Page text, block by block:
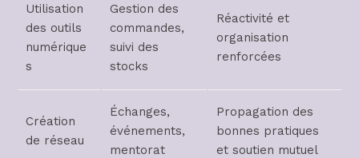
Utilisation
des outils
numérique
s
Gestion des
commandes,
suivi des
stocks
Réactivité et
organisation
renforcées
Création
de réseau
Échanges,
événements,
mentorat
Propagation des
bonnes pratiques
et soutien mutuel